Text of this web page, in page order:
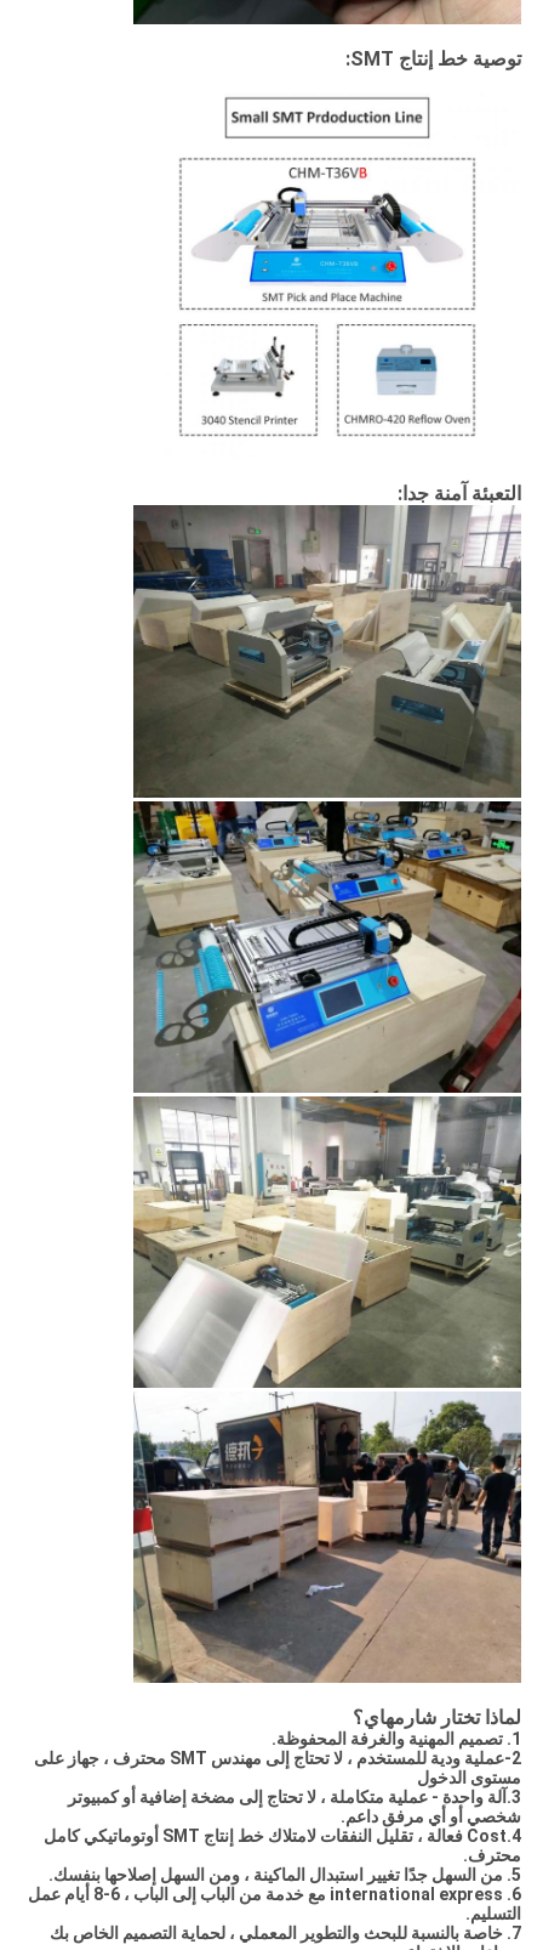
توصية خط إنتاج SMT:
التعبئة آمنة جدا:
لماذا تختار شارمهاي؟
1. تصميم المهنية والغرفة المحفوظة.
2-عملية ودية للمستخدم ، لا تحتاج إلى مهندس SMT محترف ، جهاز على
مستوى الدخول
3.آلة واحدة - عملية متكاملة ، لا تحتاج إلى مضخة إضافية أو كمبيوتر
شخصي أو أي مرفق داعم.
4.Cost فعالة ، تقليل النفقات لامتلاك خط إنتاج SMT أوتوماتيكي كامل
محترف.
5. من السهل جدًا تغيير استبدال الماكينة ، ومن السهل إصلاحها بنفسك.
6. international express مع خدمة من الباب إلى الباب ، 6-8 أيام عمل
التسليم.
7. خاصة بالنسبة للبحث والتطوير المعملي ، لحماية التصميم الخاص بك